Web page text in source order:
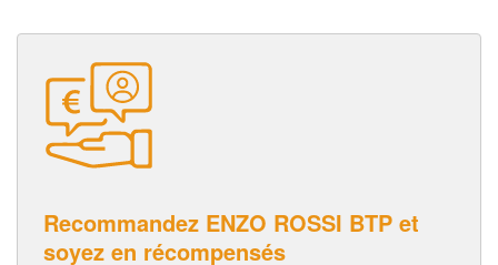
Recommandez ENZO ROSSI BTP et
soyez en récompensés